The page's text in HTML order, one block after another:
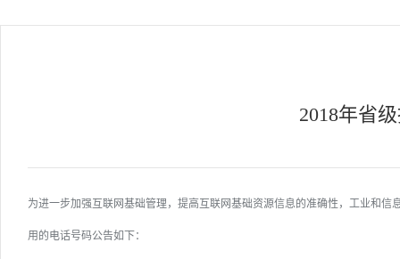
2018年省
为进一步加强互联网基础管理，提高互联网基础资源信息的准确性，工业和
用的电话号码公告如下：